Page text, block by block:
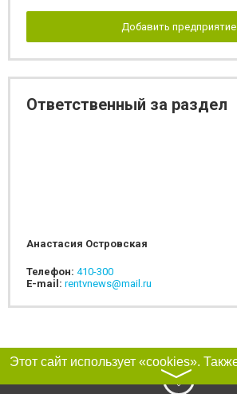
Добавить предприятие
Ответственный за раздел
Анастасия Островская
Телефон: 410-300
E-mail: rentvnews@mail.ru
〉